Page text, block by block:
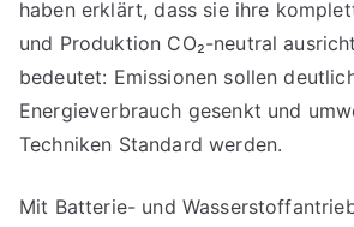
haben erklärt, dass sie ihre
und Produktion CO₂-neutral
bedeutet: Emissionen sollen
Energieverbrauch gesenkt und
Techniken Standard werden.
Mit Batterie- und